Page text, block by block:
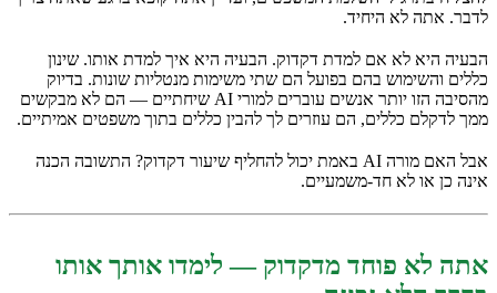
לדבר. אתה לא היחיד.
הבעיה היא לא אם למדת דקדוק. הבעיה היא איך למדת אותו. שינון
כללים והשימוש בהם בפועל הם שתי משימות מנטליות שונות. בדיוק
מהסיבה הזו יותר אנשים עוברים למורי AI שיחתיים — הם לא מבקשים
ממך לדקלם כללים, הם עוזרים לך להבין כללים בתוך משפטים אמיתיים.
אבל האם מורה AI באמת יכול להחליף שיעור דקדוק? התשובה הכנה
אינה כן או לא חד-משמעיים.
אתה לא פוחד מדקדוק — לימדו אותך אותו